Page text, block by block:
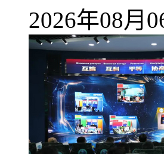
2026年08月